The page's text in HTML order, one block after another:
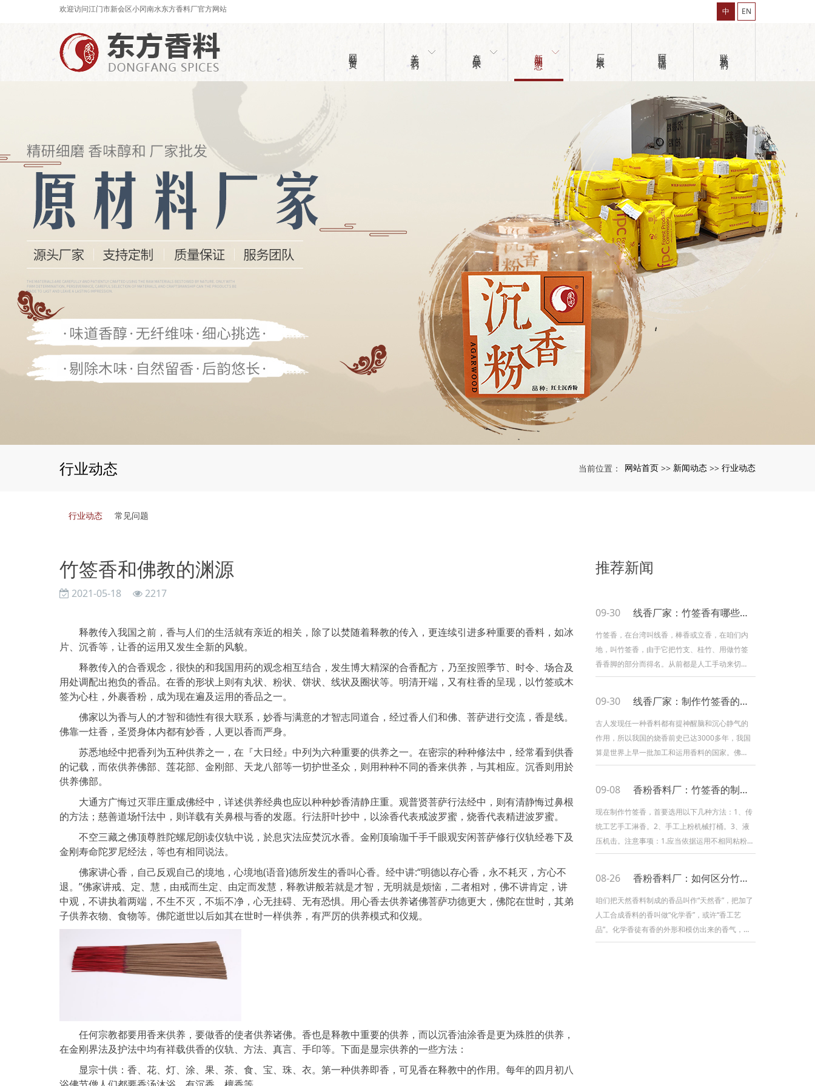
欢迎访问江门市新会区小冈南水东方香料厂官方网站 中 EN
网站首页 关于我们 产品展示 新闻动态 厂房展示 阿里店铺 联系我们
行业动态 当前位置： 网站首页 >> 新闻动态 >> 行业动态
行业动态 常见问题
竹签香和佛教的渊源
2021-05-18 2217
释教传入我国之前，香与人们的生活就有亲近的相关，除了以焚随着释教的传入，更连续引进多种重要的香料，如冰
片、沉香等，让香的运用又发生全新的风貌。
释教传入的合香观念，很快的和我国用药的观念相互结合，发生博大精深的合香配方，乃至按照季节、时令、场合及
用处调配出抱负的香品。在香的形状上则有丸状、粉状、饼状、线状及圈状等。明清开端，又有柱香的呈现，以竹签或木
签为心柱，外裹香粉，成为现在遍及运用的香品之一。
佛家以为香与人的才智和德性有很大联系，妙香与满意的才智志同道合，经过香人们和佛、菩萨进行交流，香是线。
佛靠一炷香，圣贤身体内都有妙香，人更以香而严身。
苏悉地经中把香列为五种供养之一，在『大日经』中列为六种重要的供养之一。在密宗的种种修法中，经常看到供香
的记载，而依供养佛部、莲花部、金刚部、天龙八部等一切护世圣众，则用种种不同的香来供养，与其相应。沉香则用於
供养佛部。
大通方广悔过灭罪庄重成佛经中，详述供养经典也应以种种妙香清静庄重。观普贤菩萨行法经中，则有清静悔过鼻根
的方法；慈善道场忏法中，则详载有关鼻根与香的发愿。行法肝叶抄中，以涂香代表戒波罗蜜，烧香代表精进波罗蜜。
不空三藏之佛顶尊胜陀螺尼朗读仪轨中说，於息灾法应焚沉水香。金刚顶瑜珈千手千眼观安闲菩萨修行仪轨经卷下及
金刚寿命陀罗尼经法，等也有相同说法。
佛家讲心香，自己反观自己的境地，心境地(语音)德所发生的香叫心香。经中讲:“明德以存心香，永不耗灭，方心不
退。”佛家讲戒、定、慧，由戒而生定、由定而发慧，释教讲般若就是才智，无明就是烦恼，二者相对，佛不讲肯定，讲
中观，不讲执着两端，不生不灭，不垢不净，心无挂碍、无有恐惧。用心香去供养诸佛菩萨功德更大，佛陀在世时，其弟
子供养衣物、食物等。佛陀逝世以后如其在世时一样供养，有严厉的供养模式和仪规。
任何宗教都要用香来供养，要做香的使者供养诸佛。香也是释教中重要的供养，而以沉香油涂香是更为殊胜的供养，
在金刚界法及护法中均有祥载供香的仪轨、方法、真言、手印等。下面是显宗供养的一些方法：
显宗十供：香、花、灯、涂、果、茶、食、宝、珠、衣。第一种供养即香，可见香在释教中的作用。每年的四月初八
推荐新闻
09-30 线香厂家：竹签香有哪些结构？
竹签香，在台湾叫线香，棒香或立香，在咱们内
地，叫竹签香，由于它把竹支、桂竹、用做竹签
香香脚的部分而得名。从前都是人工手动来切剖
做香脚，现在香脚的切剖部分，皆以机器取代。
程，内容如下：①打底是指先将香脚的四分之三
部分沾上清水，然后将粘粉沾上沾水的香脚，粘
粉遇水会具有黏性，此进程是为香料的沾黏前
语，制香的1进程。②内腹是把香料与香支进行均
匀的裹粉动作
09-30 线香厂家：制作竹签香的工艺
古人发现任一种香料都有提神醒脑和沉心静气的
作用，所以我国的烧香前史已达3000多年，我国
算是世界上早一批加工和运用香料的国家。佛香
是富含想起的树皮、树脂、根等制成的香料关于
秽；二提神醒脑、熏陶情致；三闻香、净化身心
下面，让我们简单的了解一下传统佛香的过程
一、制备原料香药：要概括考虑香的用途、香
型、档次等。一般文人雅士用泽兰、蕙兰、椒
树、桂
09-08 香粉香料厂：竹签香的制作技巧
现在制作竹签香，首要选用以下几种方法：1、传
统工艺手工淋香。2、手工上粉机械打桶。3、液
压机击。注意事项：1.应当依据运用不相同粘粉
的特性进行合理配料，由于不相同的粘粉的胶质
同批次的黏性不相同，假设都选用相同的配比必
定有时会出疑问。 比方简略粘连成团，烂头，烂
脚，烂肉等。做香并不是粘粉的粘性越大越好，
配料应当搅拌均匀，虽然有些师父
08-26 香粉香料厂：如何区分竹签香好坏？
咱们把天然香料制成的香品叫作“天然香”，把加了
人工合成香料的香叫做“化学香”，或许“香工艺
品”。化学香徒有香的外形和模仿出来的香气，却
没有天然香的内在和功效。外观天然香外观一般